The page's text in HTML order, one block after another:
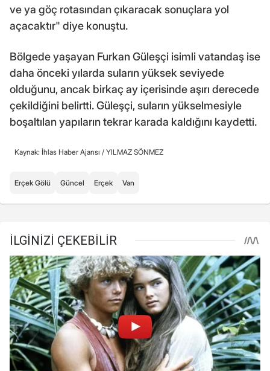
ve ya göç rotasından çıkaracak sonuçlara yol
açacaktır" diye konuştu.
Bölgede yaşayan Furkan Güleşçi isimli vatandaş ise
daha önceki yılarda suların yüksek seviyede
olduğunu, ancak birkaç ay içerisinde aşırı derecede
çekildiğini belirtti. Güleşçi, suların yükselmesiyle
boşaltılan yapıların tekrar karada kaldığını kaydetti.
Kaynak: İhlas Haber Ajansı / YILMAZ SÖNMEZ
Erçek Gölü Güncel Erçek Van